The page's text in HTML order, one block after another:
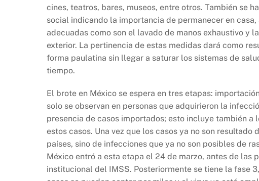
cines, teatros, bares, museos, entre otros. También se
social indicando la importancia de permanecer en
adecuadas como son el lavado de manos exhaustivo y
exterior. La pertinencia de estas medidas dará como
forma paulatina sin llegar a saturar los sistemas de
tiempo.
El brote en México se espera en tres etapas:
solo se observan en personas que adquirieron la
presencia de casos importados; esto incluye también
estos casos. Una vez que los casos ya no son
países, sino de infecciones que ya no son posibles de
México entró a esta etapa el 24 de marzo, antes de
institucional del IMSS. Posteriormente se tiene la fase